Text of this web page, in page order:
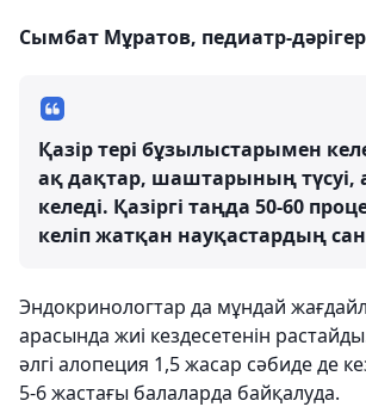
Сымбат Мұратов, педиатр-
Қазір тері бұзылыстарымен
ақ дақтар, шаштарының түсуі,
келеді. Қазіргі таңда 50-60
келіп жатқан науқастардың
Эндокринологтар да мұндай
арасында жиі кездесетенін
әлгі алопеция 1,5 жасар сәбиде де
5-6 жастағы балаларда байқалуда.